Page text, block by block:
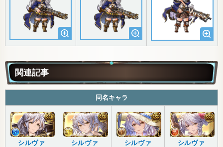
関連記事
同名キャラ
シルヴァ
シルヴァ
シルヴァ
シルヴァ